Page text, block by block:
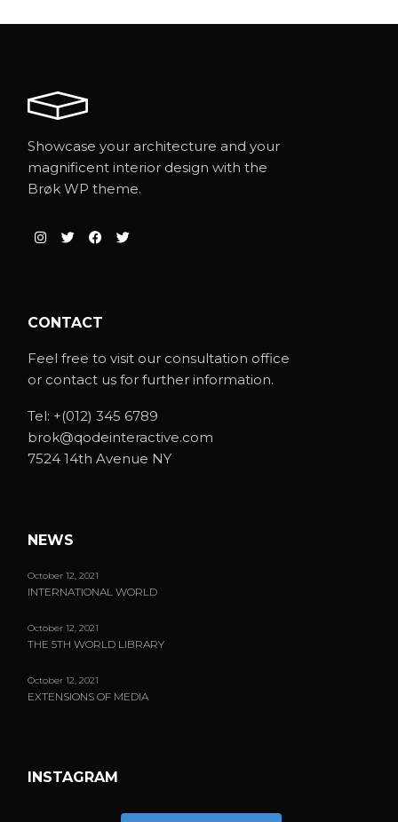
Showcase your architecture and your
magnificent interior design with the
Brøk WP theme.
CONTACT
Feel free to visit our consultation office
or contact us for further information.
Tel: +(012) 345 6789
brok@qodeinteractive.com
7524 14th Avenue NY
NEWS
October 12, 2021
INTERNATIONAL WORLD
October 12, 2021
THE 5TH WORLD LIBRARY
October 12, 2021
EXTENSIONS OF MEDIA
INSTAGRAM